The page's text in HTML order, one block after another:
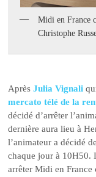
Midi en France
Christophe
AprèsJulia Vignali
mercato télé de la
décidé d’arrêter
dernière aura lieu à
l’animateur a décidé
chaque jour à 10H50.
arrêter Midi en France